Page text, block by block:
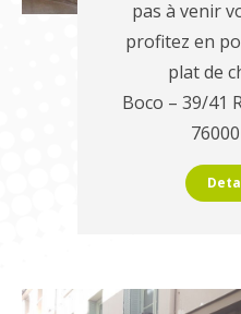
pas à venir
profitez en
plat de
Boco – 39/41